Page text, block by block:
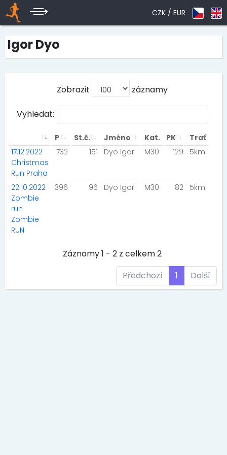
CZK / EUR
Igor Dyo
Zobrazit záznamy
Vyhledat:
P St.č. Jméno Kat. PK
Trať
17.12.2022
Christmas
Run Praha
732 151 Dyo Igor M30 129 5km
22.10.2022
Zombie
run
Zombie
RUN
396 96 Dyo Igor M30 82 5km
Záznamy 1 - 2 z celkem 2
Předchozí
1 Další